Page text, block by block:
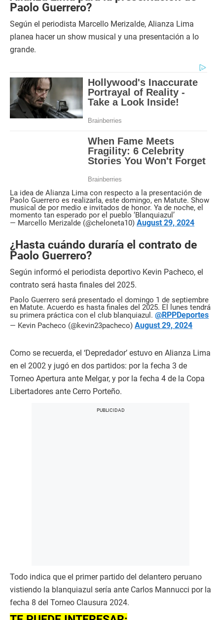
Paolo Guerrero?
Según el periodista Marcello Merizalde, Alianza Lima
planea hacer un show musical y una presentación a lo
grande.
La idea de Alianza Lima con respecto a la presentación de
Paolo Guerrero es realizarla, este domingo, en Matute. Show
musical de por medio e invitados de honor. Ya de noche, el
momento tan esperado por el pueblo ‘Blanquiazul’
— Marcello Merizalde (@cheloneta10) August 29, 2024
¿Hasta cuándo duraría el contrato de
Paolo Guerrero?
Según informó el periodista deportivo Kevin Pacheco, el
contrato será hasta finales del 2025.
Paolo Guerrero será presentado el domingo 1 de septiembre
en Matute. Acuerdo es hasta finales del 2025. El lunes tendrá
su primera práctica con el club blanquiazul. @RPPDeportes
— Kevin Pacheco (@kevin23pacheco) August 29, 2024
Como se recuerda, el ‘Depredador’ estuvo en Alianza Lima
en el 2002 y jugó en dos partidos: por la fecha 3 de
Torneo Apertura ante Melgar, y por la fecha 4 de la Copa
Libertadores ante Cerro Porteño.
Todo indica que el primer partido del delantero peruano
vistiendo la blanquiazul sería ante Carlos Mannucci por la
fecha 8 del Torneo Clausura 2024.